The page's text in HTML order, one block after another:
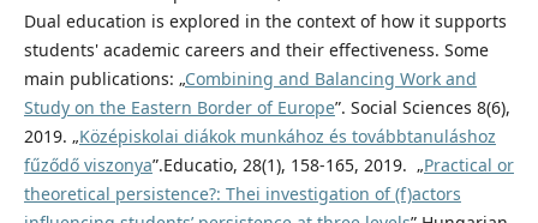
Dual education is explored in the context of how it supports
students' academic careers and their effectiveness. Some
main publications: „Combining and Balancing Work and
Study on the Eastern Border of Europe”. Social Sciences 8(6),
2019. „Középiskolai diákok munkához és továbbtanuláshoz
fűződő viszonya”.Educatio, 28(1), 158-165, 2019. „Practical or
theoretical persistence?: Thei investigation of (f)actors